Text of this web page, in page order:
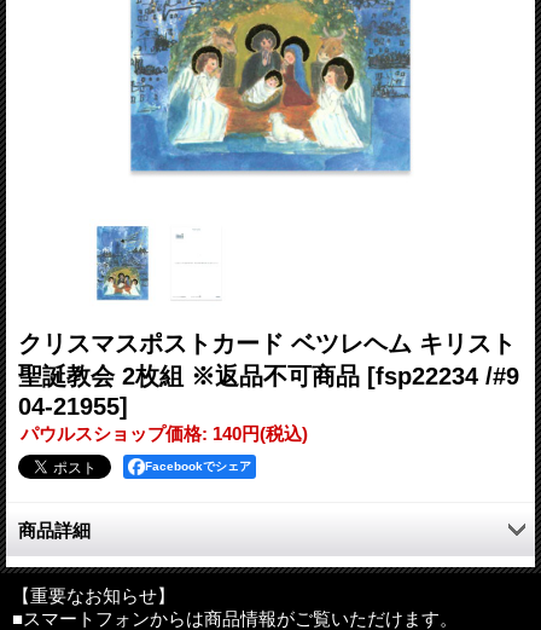
クリスマスポストカード ベツレヘム キリスト
聖誕教会 2枚組 ※返品不可商品 [fsp22234 /#9
04-21955]
パウルスショップ価格: 140円(税込)
Facebookでシェア
商品詳細
流れるように描かれた線。
大胆にそして繊細に塗り重ねられた色彩に宿るエネルギーを感じ
る、
【重要なお知らせ】
■スマートフォンからは商品情報がご覧いただけます。